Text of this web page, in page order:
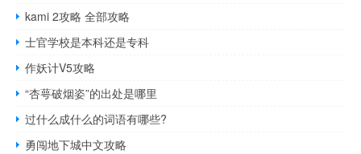
kami 2攻略 全部攻略
士官学校是本科还是专科
作妖计V5攻略
“杏萼破烟姿”的出处是哪里
过什么成什么的词语有哪些?
勇闯地下城中文攻略